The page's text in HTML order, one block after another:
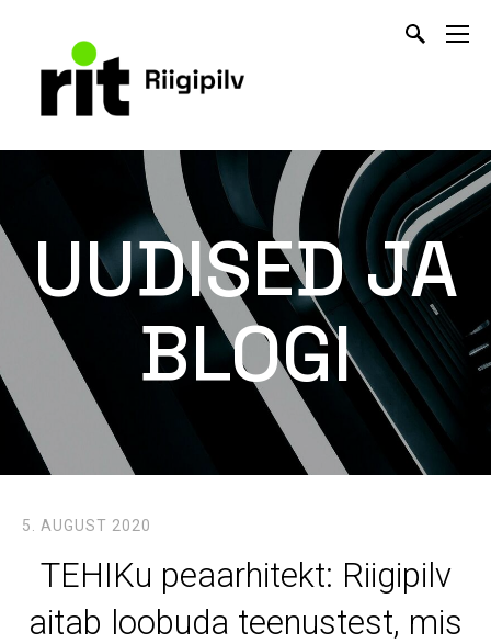
UUDISED JA
BLOGI
5. AUGUST 2020
TEHIKu peaarhitekt: Riigipilv
aitab loobuda teenustest, mis